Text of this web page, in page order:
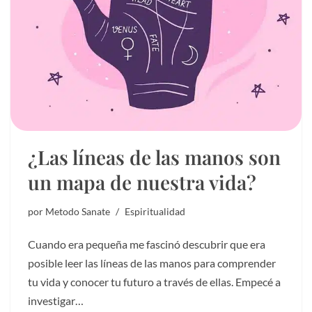
¿Las líneas de las manos son
un mapa de nuestra vida?
por Metodo Sanate Espiritualidad
Cuando era pequeña me fascinó descubrir que era
posible leer las líneas de las manos para comprender
tu vida y conocer tu futuro a través de ellas. Empecé a
investigar…